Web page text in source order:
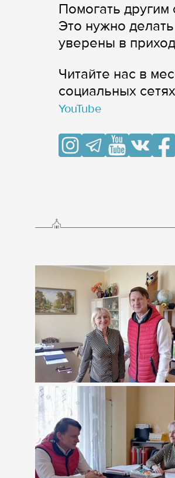
Помогать другим
Это нужно
уверены в
Читайте нас в
cоциальных
YouTube